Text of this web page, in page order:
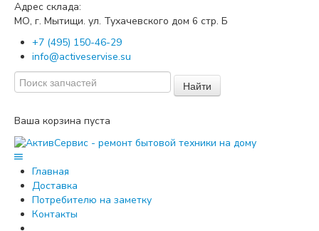
Адрес склада:
МО, г. Мытищи. ул. Тухачевского дом 6 стр. Б
+7 (495) 150-46-29
info@activeservise.su
Найти
Ваша корзина пуста
Главная
Доставка
Потребителю на заметку
Контакты